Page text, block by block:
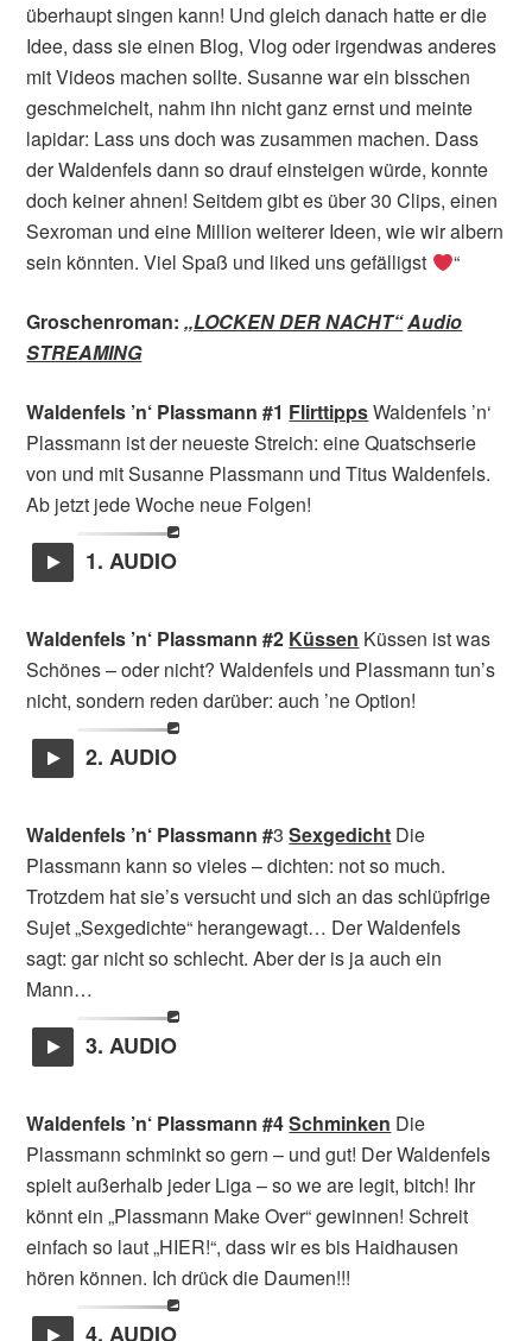
überhaupt singen kann! Und gleich danach hatte er die
Idee, dass sie einen Blog, Vlog oder irgendwas anderes
mit Videos machen sollte. Susanne war ein bisschen
geschmeichelt, nahm ihn nicht ganz ernst und meinte
lapidar: Lass uns doch was zusammen machen. Dass
der Waldenfels dann so drauf einsteigen würde, konnte
doch keiner ahnen! Seitdem gibt es über 30 Clips, einen
Sexroman und eine Million weiterer Ideen, wie wir albern
sein könnten. Viel Spaß und liked uns gefälligst
“
Groschenroman:„LOCKEN DER NACHT“Audio
STREAMING
Waldenfels ’n‘ Plassmann #1 FlirttippsWaldenfels ’n‘
Plassmann ist der neueste Streich: eine Quatschserie
von und mit Susanne Plassmann und Titus Waldenfels.
Ab jetzt jede Woche neue Folgen!
1. AUDIO
Waldenfels ’n‘ Plassmann #2 Küssen Küssen ist was
Schönes – oder nicht? Waldenfels und Plassmann tun’s
nicht, sondern reden darüber: auch ’ne Option!
2. AUDIO
Waldenfels ’n‘ Plassmann #3Sexgedicht Die
Plassmann kann so vieles – dichten: not so much.
Trotzdem hat sie’s versucht und sich an das schlüpfrige
Sujet „Sexgedichte“ herangewagt… Der Waldenfels
sagt: gar nicht so schlecht. Aber der is ja auch ein
Mann…
3. AUDIO
Waldenfels ’n‘ Plassmann #4Schminken Die
Plassmann schminkt so gern – und gut! Der Waldenfels
spielt außerhalb jeder Liga – so we are legit, bitch! Ihr
könnt ein „Plassmann Make Over“ gewinnen! Schreit
einfach so laut „HIER!“, dass wir es bis Haidhausen
hören können. Ich drück die Daumen!!!
4. AUDIO